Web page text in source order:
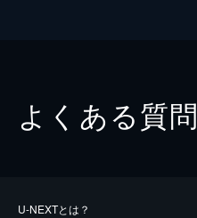
よくある質問
U-NEXTとは？